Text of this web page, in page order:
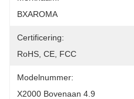
BXAROMA
Certificering:
RoHS, CE, FCC
Modelnummer:
X2000 Bovenaan 4.9